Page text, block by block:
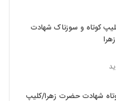
کوتاه و سوزناک شهادت
شهادت حضرت زهرا/کلیپ